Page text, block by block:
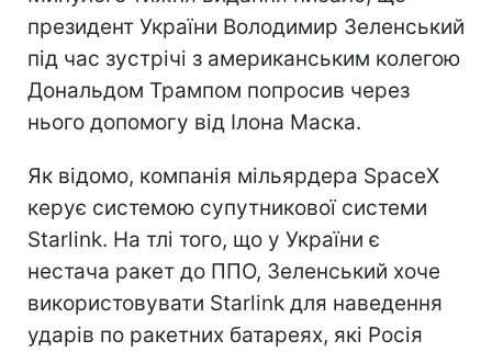
президент України Володимир Зеленський
під час зустрічі з американським колегою
Дональдом Трампом попросив через
нього допомогу від Ілона Маска.
Як відомо, компанія мільярдера SpaceX
керує системою супутникової системи
Starlink. На тлі того, що у України є
нестача ракет до ППО, Зеленський хоче
використовувати Starlink для наведення
ударів по ракетних батареях, які Росія